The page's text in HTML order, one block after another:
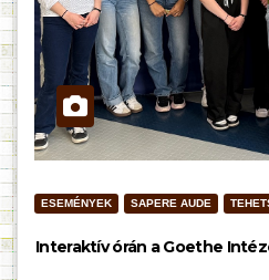
ESEMÉNYEK SAPERE AUDE
Interaktív órán a Goethe